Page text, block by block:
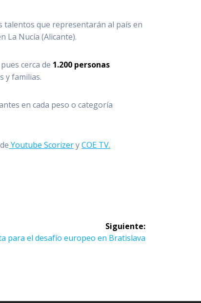
talentos que representarán al país en
La Nucía (Alicante).
cerca de 1.200 personas
y familias.
en cada peso o categoría
Youtube ScorizeryCOE TV.
Siguiente:
para el desafío europeo en Bratislava